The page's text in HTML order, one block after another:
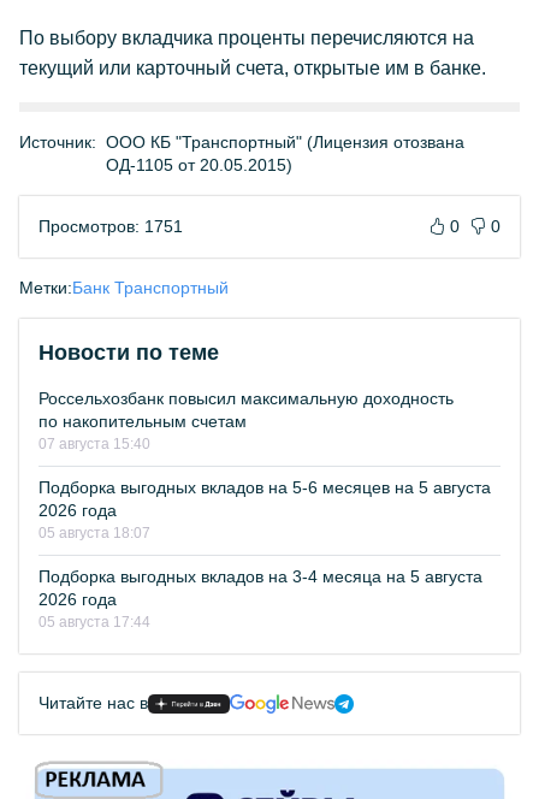
По выбору вкладчика проценты перечисляются на
текущий или карточный счета, открытые им в банке.
Источник: ООО КБ "Транспортный" (Лицензия отозвана
ОД-1105 от 20.05.2015)
Просмотров: 1751 0 0
Метки:Банк Транспортный
Новости по теме
Россельхозбанк повысил максимальную доходность
по накопительным счетам
07 августа 15:40
Подборка выгодных вкладов на 5-6 месяцев на 5 августа
2026 года
05 августа 18:07
Подборка выгодных вкладов на 3-4 месяца на 5 августа
2026 года
05 августа 17:44
Читайте нас в